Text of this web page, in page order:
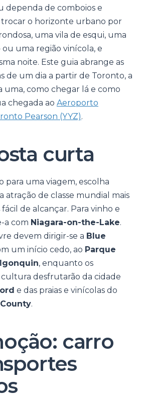
dependa de comboios e
o horizonte urbano por
uma vila de esqui, uma
uma região vinícola, e
noite. Este guia abrange as
de um dia a partir de Toronto, a
uma, como chegar lá e como
chegada ao Aeroporto
Pearson (YYZ).
curta
para uma viagem, escolha
atração de classe mundial mais
fácil de alcançar. Para vinho e
a com Niagara-on-the-Lake.
devem dirigir-se a Blue
um início cedo, ao Parque
, enquanto os
cultura desfrutarão da cidade
e das praias e vinícolas do
.
carro